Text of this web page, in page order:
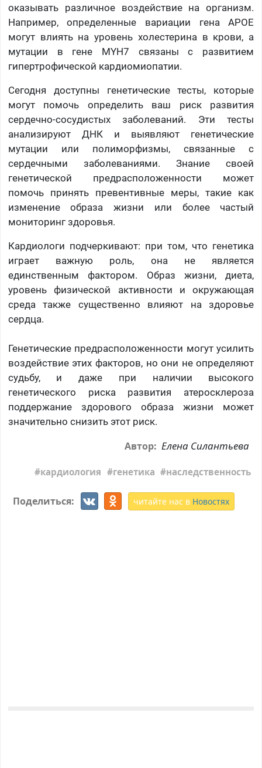
оказывать различное воздействие на организм.
Например, определенные вариации гена APOE
могут влиять на уровень холестерина в крови, а
мутации в гене MYH7 связаны с развитием
гипертрофической кардиомиопатии.
Сегодня доступны генетические тесты, которые
могут помочь определить ваш риск развития
сердечно-сосудистых заболеваний. Эти тесты
анализируют ДНК и выявляют генетические
мутации или полиморфизмы, связанные с
сердечными заболеваниями. Знание своей
генетической предрасположенности может
помочь принять превентивные меры, такие как
изменение образа жизни или более частый
мониторинг здоровья.
Кардиологи подчеркивают: при том, что генетика
играет важную роль, она не является
единственным фактором. Образ жизни, диета,
уровень физической активности и окружающая
среда также существенно влияют на здоровье
сердца.
Генетические предрасположенности могут усилить
воздействие этих факторов, но они не определяют
судьбу, и даже при наличии высокого
генетического риска развития атеросклероза
поддержание здорового образа жизни может
значительно снизить этот риск.
Автор: Елена Силантьева
кардиология генетика наследственность
Поделиться: читайте нас в Новостях